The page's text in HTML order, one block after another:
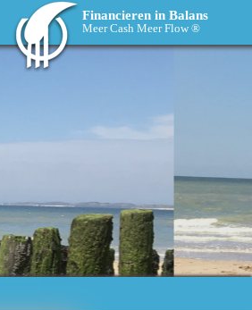
Financieren in Balans
Meer Cash Meer Flow ®